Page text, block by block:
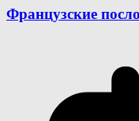
Французские